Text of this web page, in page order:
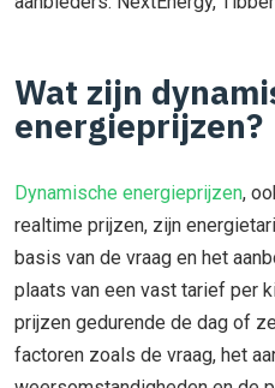
Wat zijn
energieprijzen?
Dynamische energieprijzen,
realtime prijzen, zijn
basis van de vraag en het
plaats van een vast tarief per
prijzen gedurende de dag of
factoren zoals de vraag, het